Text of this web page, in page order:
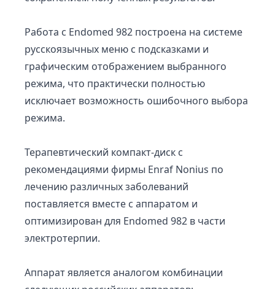
Работа с Endomed 982 построена на системе
русскоязычных меню с подсказками и
графическим отображением выбранного
режима, что практически полностью
исключает возможность ошибочного выбора
режима.
Терапевтический компакт-диск с
рекомендациями фирмы Enraf Nonius по
лечению различных заболеваний
поставляется вместе с аппаратом и
оптимизирован для Endomed 982 в части
электротерпии.
Аппарат является аналогом комбинации